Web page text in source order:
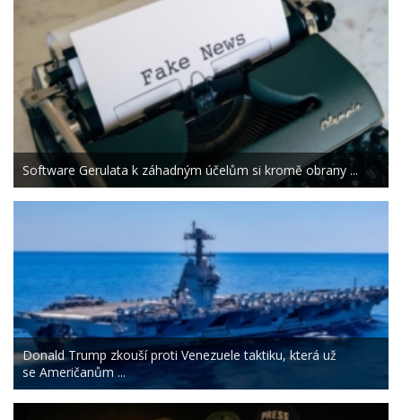
Software Gerulata k záhadným účelům si kromě obrany ...
Donald Trump zkouší proti Venezuele taktiku, která už
se Američanům ...